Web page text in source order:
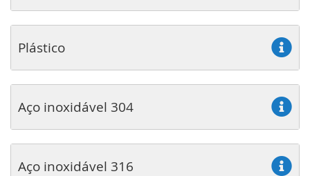
Plástico
Aço inoxidável 304
Aço inoxidável 316